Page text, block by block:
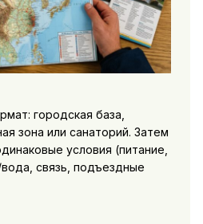
городская база,
зона или санаторий. Затем
условия (питание,
связь, подъездные